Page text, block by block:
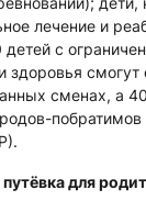
лечение и
детей с
смогут
сменах, а
для